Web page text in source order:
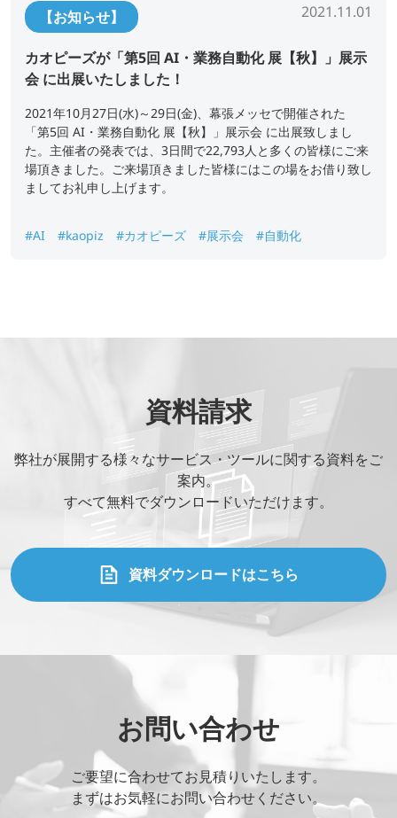
【お知らせ】 2021.11.01
カオピーズが「第5回 AI・業務自動化 展【秋】」展示
会 に出展いたしました！
2021年10月27日(水)～29日(金)、幕張メッセで開催された
「第5回 AI・業務自動化 展【秋】」展示会 に出展致しまし
た。主催者の発表では、3日間で22,793人と多くの皆様にご来
場頂きました。ご来場頂きました皆様にはこの場をお借り致し
ましてお礼申し上げます。
#AI #kaopiz #カオピーズ #展示会 #自動化
資料請求
弊社が展開する様々なサービス・ツールに関する資料をご
案内。
すべて無料でダウンロードいただけます。
資料ダウンロードはこちら
お問い合わせ
ご要望に合わせてお見積りいたします。
まずはお気軽にお問い合わせください。